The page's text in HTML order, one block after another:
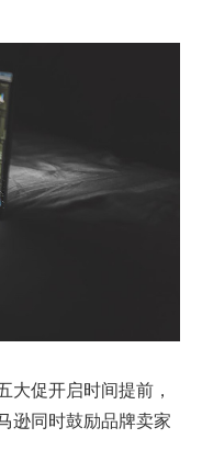
大促开启时间提前，
逊同时鼓励品牌卖家